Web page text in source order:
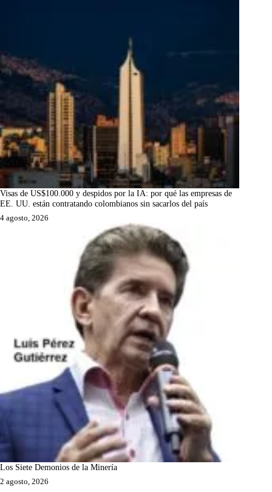
Visas de US$100.000 y despidos por la IA: por qué las empresas de
EE. UU. están contratando colombianos sin sacarlos del país
4 agosto, 2026
Los Siete Demonios de la Minería
2 agosto, 2026